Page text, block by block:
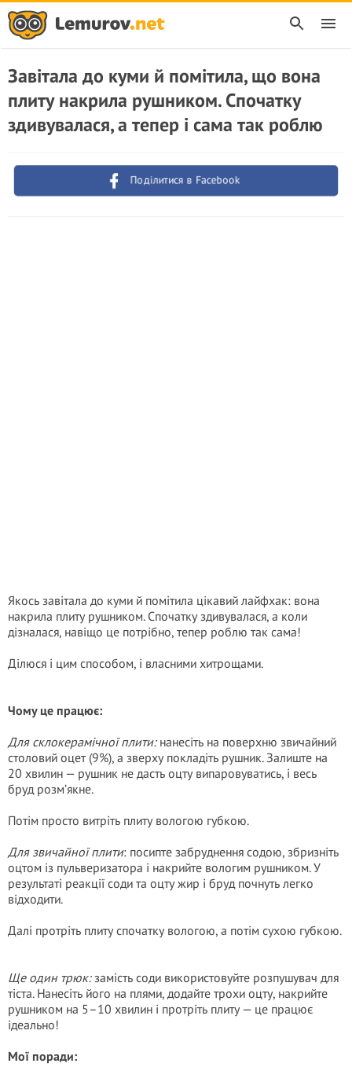
Завітала до куми й помітила, що вона
плиту накрила рушником. Спочатку
здивувалася, а тепер і сама так роблю
Поділитися в Facebook
Якось завітала до куми й помітила цікавий лайфхак: вона
накрила плиту рушником. Спочатку здивувалася, а коли
дізналася, навіщо це потрібно, тепер роблю так сама!
Ділюся і цим способом, і власними хитрощами.
Чому це працює:
Для склокерамічної плити:нанесіть на поверхню звичайний
столовий оцет (9%), а зверху покладіть рушник. Залиште на
20 хвилин — рушник не дасть оцту випаровуватись, і весь
бруд розм’якне.
Потім просто витріть плиту вологою губкою.
Для звичайної плити: посипте забруднення содою, збризніть
оцтом із пульверизатора і накрийте вологим рушником. У
результаті реакції соди та оцту жир і бруд почнуть легко
відходити.
Далі протріть плиту спочатку вологою, а потім сухою губкою.
Ще один трюк:замість соди використовуйте розпушувач для
тіста. Нанесіть його на плями, додайте трохи оцту, накрийте
рушником на 5–10 хвилин і протріть плиту — це працює
ідеально!
Мої поради: